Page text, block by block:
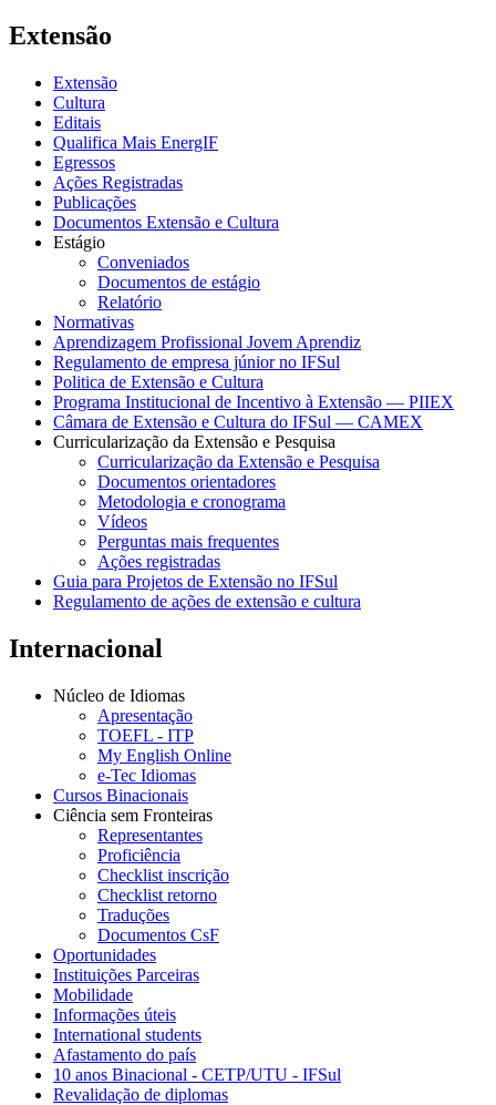
Extensão
Extensão
Cultura
Editais
Qualifica Mais EnergIF
Egressos
Ações Registradas
Publicações
Documentos Extensão e Cultura
Estágio
Conveniados
Documentos de estágio
Relatório
Normativas
Aprendizagem Profissional Jovem Aprendiz
Regulamento de empresa júnior no IFSul
Politica de Extensão e Cultura
Programa Institucional de Incentivo à Extensão — PIIEX
Câmara de Extensão e Cultura do IFSul — CAMEX
Curricularização da Extensão e Pesquisa
Curricularização da Extensão e Pesquisa
Documentos orientadores
Metodologia e cronograma
Vídeos
Perguntas mais frequentes
Ações registradas
Guia para Projetos de Extensão no IFSul
Regulamento de ações de extensão e cultura
Internacional
Núcleo de Idiomas
Apresentação
TOEFL - ITP
My English Online
e-Tec Idiomas
Cursos Binacionais
Ciência sem Fronteiras
Representantes
Proficiência
Checklist inscrição
Checklist retorno
Traduções
Documentos CsF
Oportunidades
Instituições Parceiras
Mobilidade
Informações úteis
International students
Afastamento do país
10 anos Binacional - CETP/UTU - IFSul
Revalidação de diplomas